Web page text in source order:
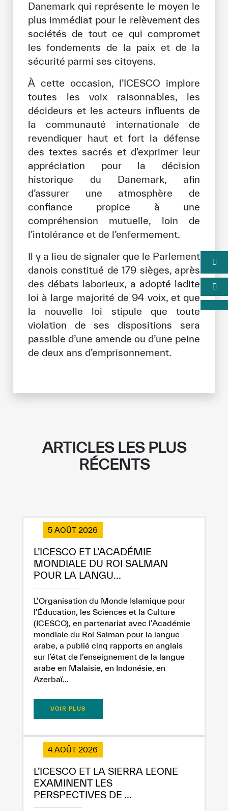
Soutien et dons
©Copyright ICESCO. Tous droits réservés.
Conditions d’utilisation
Politique et procédure concernant l’IA
PPSSI
Droit d’auteur
Clause de non-responsabilité
Danemark qui représente le moyen le
plus immédiat pour le relèvement des
sociétés de tout ce qui compromet
les fondements de la paix et de la
sécurité parmi ses citoyens.
À cette occasion, l’ICESCO implore
toutes les voix raisonnables, les
décideurs et les acteurs influents de
la communauté internationale de
revendiquer haut et fort la défense
des textes sacrés et d’exprimer leur
appréciation pour la décision
historique du Danemark, afin
d’assurer une atmosphère de
confiance propice à une
compréhension mutuelle, loin de
l’intolérance et de l’enfermement.
Il y a lieu de signaler que le Parlement
danois constitué de 179 sièges, après
des débats laborieux, a adopté ladite
loi à large majorité de 94 voix, et que
la nouvelle loi stipule que toute
violation de ses dispositions sera
passible d’une amende ou d’une peine
de deux ans d’emprisonnement.
ARTICLES LES PLUS
RÉCENTS
5 AOÛT 2026
L’ICESCO ET L’ACADÉMIE
MONDIALE DU ROI SALMAN
POUR LA LANGU...
L’Organisation du Monde Islamique pour
l’Éducation, les Sciences et la Culture
(ICESCO), en partenariat avec l’Académie
mondiale du Roi Salman pour la langue
arabe, a publié cinq rapports en anglais
sur l’état de l’enseignement de la langue
arabe en Malaisie, en Indonésie, en
Azerbaï...
VOIR PLUS
4 AOÛT 2026
L’ICESCO ET LA SIERRA LEONE
EXAMINENT LES
PERSPECTIVES DE ...